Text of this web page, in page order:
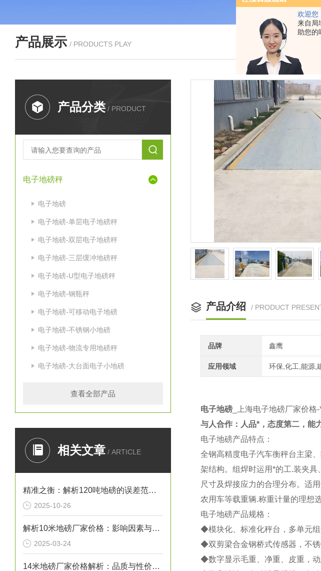
欢迎您
来自局
助您的
产品展示 / PRODUCTS PLAY
产品分类 / PRODUCT
电子地磅秤
电子地磅
电子地磅-单层电子地磅秤
电子地磅-双层电子地磅秤
电子地磅-三层缓冲地磅秤
电子地磅-U型电子地磅秤
电子地磅-钢瓶秤
电子地磅-可移动电子地磅
电子地磅-不锈钢小地磅
电子地磅-物流专用地磅秤
电子地磅-大台面电子小地磅
查看全部产品
相关文章 / ARTICLE
精准之衡：解析120吨地磅的误差范围与管理实践
2025-10-26
解析10米地磅厂家价格：影响因素与市场行情
2025-03-24
14米地磅厂家价格解析：品质与性价比的考量
产品介绍 / PRODUCT
品牌 鑫鹰
应用领域 环保,化工,能源,
电子地磅 _上海电子地磅厂家价格
与人合作：人品*，态度第二，能
电子地磅产品特点 ：
全钢高精度电子汽车衡秤台主梁
架结构。组焊时运用*的工.装夹
尺寸及焊接应力的合理分布。适
农用车等载重辆.称重计量的理想
电子地磅产品规格：
◆模块化、标准化秤台，多单元
◆双剪梁合金钢桥式传感器，不
◆数字显示毛重、净重、皮重，